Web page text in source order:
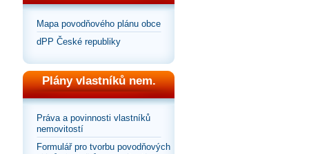
Mapa povodňového plánu obce
dPP České republiky
Plány vlastníků nem.
Práva a povinnosti vlastníků
nemovitostí
Formulář pro tvorbu povodňových